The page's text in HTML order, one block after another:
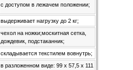
с доступом в лежачем положении;
выдерживает нагрузку до 2 кг;
чехол на ножки;москитная сетка,
дождевик, подстаканник;
складывается текстилем вовнутрь;
в разложенном виде: 99 x 57,5 x 111